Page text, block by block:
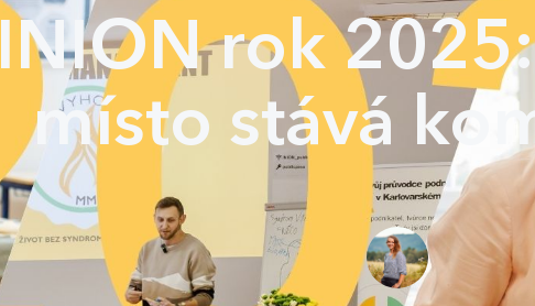
INION rok
místo stává